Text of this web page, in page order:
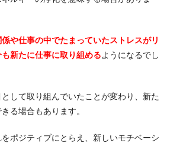
や仕事の中でたまっていたストレスがリ
新たに仕事に取り組めるようになるでし
して取り組んでいたことが変わり、新た
る場合もあります。
ポジティブにとらえ、新しいモチベーシ